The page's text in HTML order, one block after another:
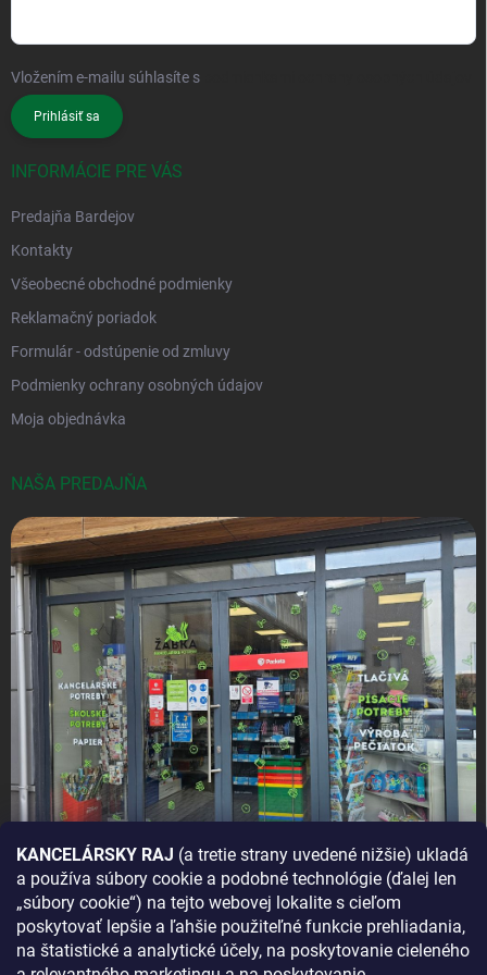
KANCELÁRSKY RAJ (a tretie strany uvedené nižšie) ukladá
a používa súbory cookie a podobné technológie (ďalej len
„súbory cookie“) na tejto webovej lokalite s cieľom
poskytovať lepšie a ľahšie použiteľné funkcie prehliadania,
na štatistické a analytické účely, na poskytovanie cieleného
Vložením e-mailu súhlasíte s
Prihlásiť sa
INFORMÁCIE PRE VÁS
Predajňa Bardejov
Kontakty
Všeobecné obchodné podmienky
Reklamačný poriadok
Formulár - odstúpenie od zmluvy
Podmienky ochrany osobných údajov
Moja objednávka
NAŠA PREDAJŇA
AKO SA K NÁM DOSTANETE?